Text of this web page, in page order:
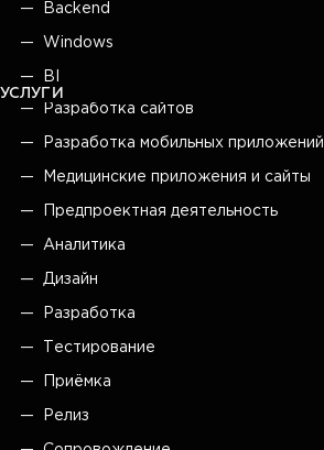
Backend
Windows
BI
УСЛУГИ
Разработка сайтов
Разработка мобильных приложений
Медицинские приложения и сайты
Предпроектная деятельность
Аналитика
Дизайн
Разработка
Тестирование
Приёмка
Релиз